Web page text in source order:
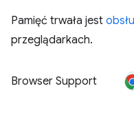
Pamięć trwała jest
przeglądarkach.
Browser Support